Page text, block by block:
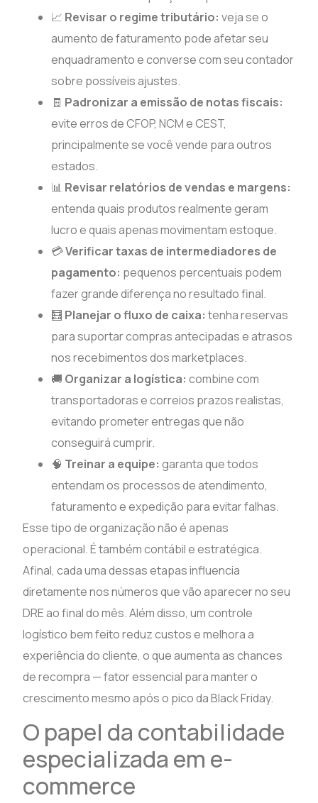
📈 Revisar o regime tributário: veja se o
aumento de faturamento pode afetar seu
enquadramento e converse com seu contador
sobre possíveis ajustes.
🧾 Padronizar a emissão de notas fiscais:
evite erros de CFOP, NCM e CEST,
principalmente se você vende para outros
estados.
📊 Revisar relatórios de vendas e margens:
entenda quais produtos realmente geram
lucro e quais apenas movimentam estoque.
💳Verificar taxas de intermediadores de
pagamento: pequenos percentuais podem
fazer grande diferença no resultado final.
🧮 Planejar o fluxo de caixa: tenha reservas
para suportar compras antecipadas e atrasos
nos recebimentos dos marketplaces.
🚚 Organizar a logística: combine com
transportadoras e correios prazos realistas,
evitando prometer entregas que não
conseguirá cumprir.
🧠 Treinar a equipe: garanta que todos
entendam os processos de atendimento,
faturamento e expedição para evitar falhas.
Esse tipo de organização não é apenas
operacional. É também contábil e estratégica.
Afinal, cada uma dessas etapas influencia
diretamente nos números que vão aparecer no seu
DRE ao final do mês. Além disso, um controle
logístico bem feito reduz custos e melhora a
experiência do cliente, o que aumenta as chances
de recompra — fator essencial para manter o
crescimento mesmo após o pico da Black Friday.
O papel da contabilidade
especializada em e-
commerce